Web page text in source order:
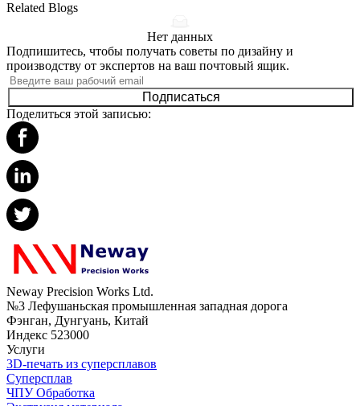
Related Blogs
Нет данных
Подпишитесь, чтобы получать советы по дизайну и
производству от экспертов на ваш почтовый ящик.
Подписаться
Поделиться этой записью:
Neway Precision Works Ltd.
№3 Лефушаньская промышленная западная дорога
Фэнган, Дунгуань, Китай
Индекс 523000
Услуги
3D-печать из суперсплавов
Суперсплав
ЧПУ Обработка